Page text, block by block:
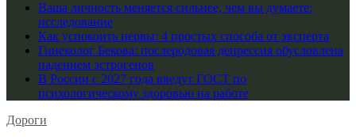
Ваша личность меняется сильнее, чем вы думаете:
исследование
Как успокоить нервы: 4 простых способа от эксперта
Гинеколог Бекова: послеродовая депрессия обусловлена
падением эстрогенов
В России с 2027 года введут ГОСТ по
психологическому здоровью на работе
Дороги